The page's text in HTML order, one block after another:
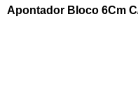
Apontador Bloco 6Cm